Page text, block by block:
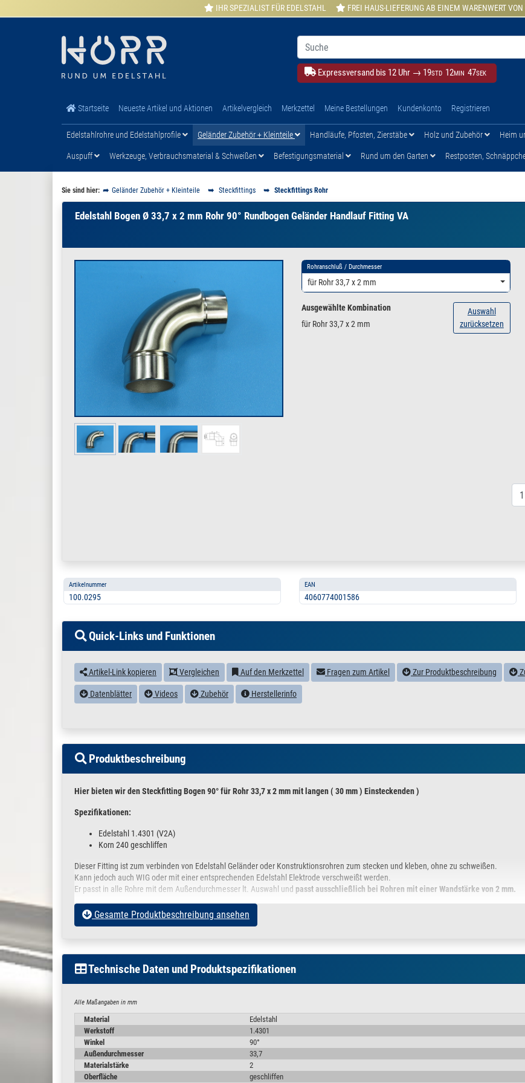
IHR SPEZIALIST FÜR EDELSTAHL FREI HAUS-LIEFERUNG AB EINEM WARENWERT
Expressversand bis 12 Uhr → 19STD 12MIN 46SEK
Startseite Neueste Artikel und Aktionen Artikelvergleich Merkzettel Meine Bestellungen Kundenkonto Registrieren
Edelstahlrohre und Edelstahlprofile Geländer Zubehör + Kleinteile Handläufe, Pfosten, Zierstäbe Holz und Zubehör Heim
Auspuff Werkzeuge, Verbrauchsmaterial & Schweißen Befestigungsmaterial Rund um den Garten Restposten,
Sie sind hier: Geländer Zubehör + Kleinteile Steckfittings Steckfittings Rohr
Edelstahl Bogen Ø 33,7 x 2 mm Rohr 90° Rundbogen Geländer Handlauf Fitting VA
Rohranschluß / Durchmesser
für Rohr 33,7 x 2 mm
Ausgewählte Kombination
für Rohr 33,7 x 2 mm
Auswahl
zurücksetzen
Artikelnummer
100.0295
EAN
4060774001586
Quick-Links und Funktionen
Artikel-Link kopieren Vergleichen Auf den Merkzettel Fragen zum Artikel Zur Produktbeschreibung
Datenblätter Videos Zubehör Herstellerinfo
Produktbeschreibung
Hier bieten wir den Steckfitting Bogen 90° für Rohr 33,7 x 2 mm mit langen ( 30 mm ) Einsteckenden )
Spezifikationen:
Edelstahl 1.4301 (V2A)
Korn 240 geschliffen
Dieser Fitting ist zum verbinden von Edelstahl Geländer oder Konstruktionsrohren zum stecken und kleben, ohne zu schweißen.
Kann jedoch auch WIG oder mit einer entsprechenden Edelstahl Elektrode verschweißt werden.
Er passt in alle Rohre mit dem Außendurchmesser lt. Auswahl und passt ausschließlich bei Rohren mit einer Wandstärke von 2 mm.
Abmessungen lt. Bild / Skizze in Millimiter:
INFOS und Einsatzbereiche:
Treppengeländer, Handläufen, Balkongeländer,
Stoßbügel, Cowcatcher oder Sturzbügel, Badeleiter
Hinweisschilder, Firmen und Edelstahl Werbeschilder
Reling für Bistro oder Boot und viele weitere Eigenbauten
Vorgehensweise für die Verarbeitung von Steckfittings
Gesamte Produktbeschreibung ansehen
Technische Daten und Produktspezifikationen
Alle Maßangaben in mm
Material
Edelstahl
Werkstoff
1.4301
Winkel
90°
Außendurchmesser
33,7
Materialstärke
2
Oberfläche
geschliffen